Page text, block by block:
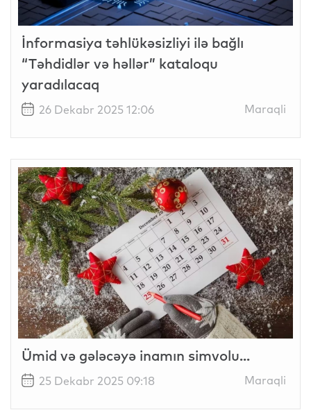
İnformasiya təhlükəsizliyi ilə bağlı
“Təhdidlər və həllər” kataloqu
yaradılacaq
26 Dekabr 2025 12:06 Maraqli
Ümid və gələcəyə inamın simvolu...
25 Dekabr 2025 09:18 Maraqli